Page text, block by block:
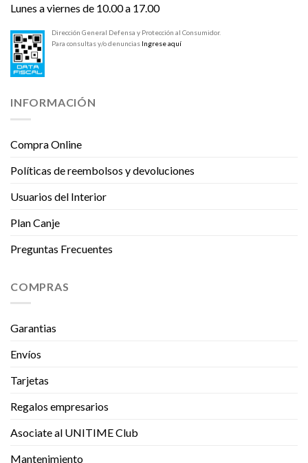
Lunes a viernes de 10.00 a 17.00
Dirección General Defensa y Protección al Consumidor.
Para consultas y/o denuncias Ingrese aquí
INFORMACIÓN
Compra Online
Políticas de reembolsos y devoluciones
Usuarios del Interior
Plan Canje
Preguntas Frecuentes
COMPRAS
Garantias
Envíos
Tarjetas
Regalos empresarios
Asociate al UNITIME Club
Mantenimiento